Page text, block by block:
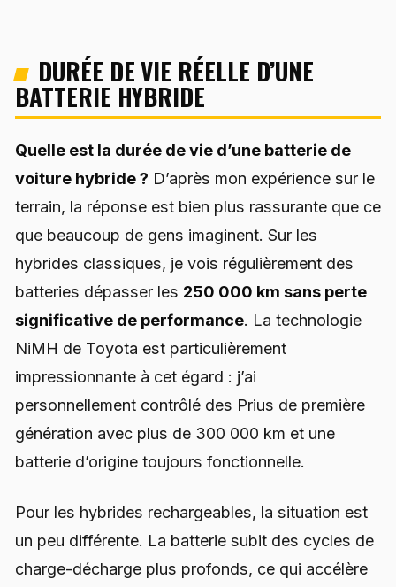
DURÉE DE VIE RÉELLE D’UNE
BATTERIE HYBRIDE
Quelle est la durée de vie d’une batterie de
voiture hybride ? D’après mon expérience sur le
terrain, la réponse est bien plus rassurante que ce
que beaucoup de gens imaginent. Sur les
hybrides classiques, je vois régulièrement des
batteries dépasser les 250 000 km sans perte
significative de performance. La technologie
NiMH de Toyota est particulièrement
impressionnante à cet égard : j’ai
personnellement contrôlé des Prius de première
génération avec plus de 300 000 km et une
batterie d’origine toujours fonctionnelle.
Pour les hybrides rechargeables, la situation est
un peu différente. La batterie subit des cycles de
charge-décharge plus profonds, ce qui accélère